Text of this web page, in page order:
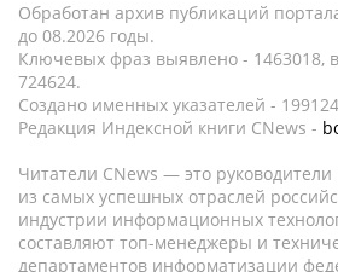
Обработан архив публикаций
до 08.2026 годы.
Ключевых фраз выявлено - 1463018,
724624.
Создано именных указателей -
Редакция Индексной книги CNews -
Читатели CNews — это
из самых успешных отраслей
индустрии информационных
составляют топ-менеджеры и
департаментов информатизации